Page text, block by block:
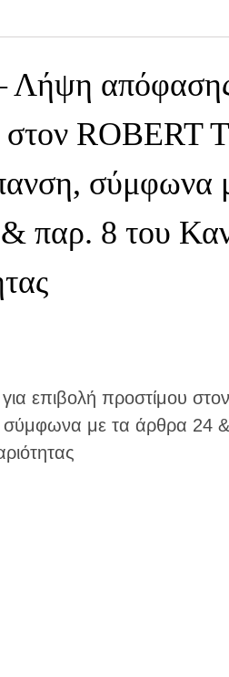
Λήψη απόφασης
στον ROBERT
σύμφωνα
παρ. 8 του
επιβολή προστίμου
με τα άρθρα 24